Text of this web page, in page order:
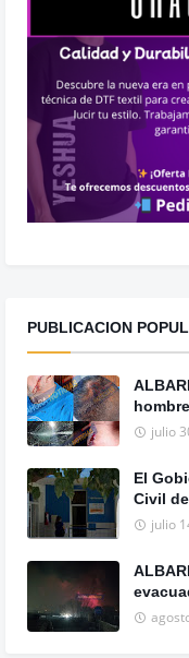
PUBLICACION
julio
El
Civil
julio